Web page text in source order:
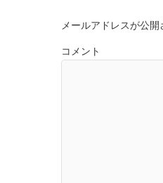
メールアドレスが公開
コメント